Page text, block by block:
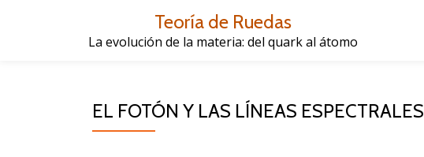
Teoría de Ruedas
La evolución de la materia: del quark al átomo
EL FOTÓN Y LAS LÍNEAS ESPECTRALES